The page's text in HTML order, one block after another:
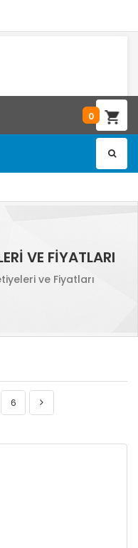
0
VE FIYATLARI
ve Fiyatları
6